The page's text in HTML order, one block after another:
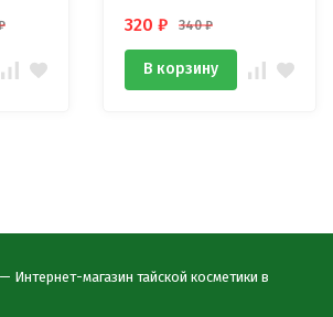
320 ₽ 340₽
В корзину
магазин тайской косметики в